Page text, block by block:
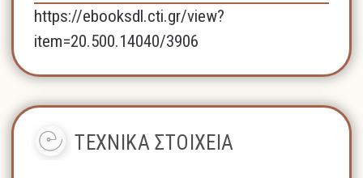
https://ebooksdl.cti.gr/view?
item=20.500.14040/3906
ΤΕΧΝΙΚΑ ΣΤΟΙΧΕΙΑ